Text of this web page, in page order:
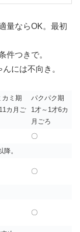
量ならOK。最初
件つきで。
には不向き。
カミ期
カ月ご
パクパク期
1才～1才6カ
月ごろ
〇
。
〇
〇